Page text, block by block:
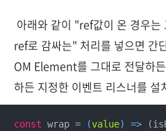
아래와 같이 "ref값이 온 경우는
ref로 감싸는" 처리를 넣으면 간
OM Element를 그대로 전달하
하든 지정한 이벤트 리스너를 설
const wrap = (value) =>